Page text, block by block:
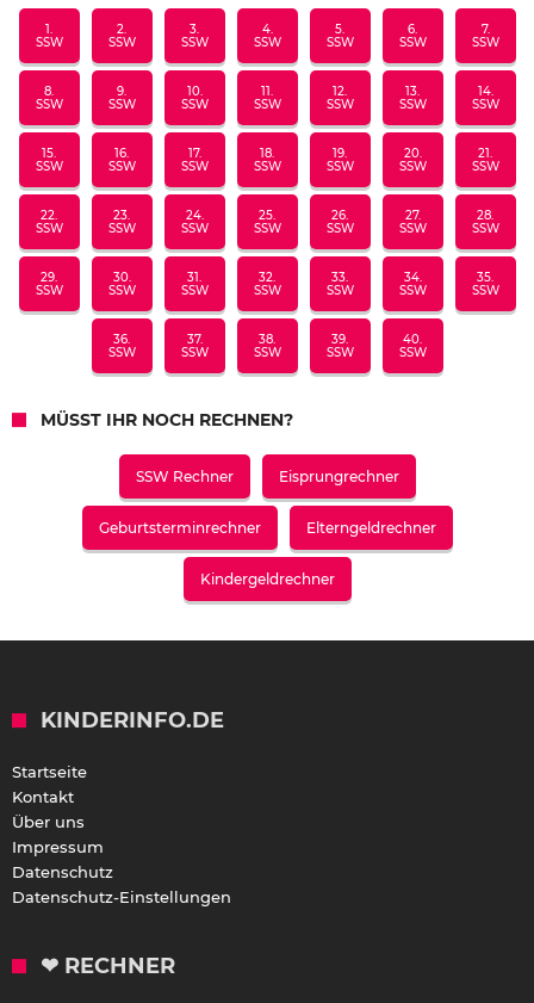
1.
SSW
2.
SSW
3.
SSW
4.
SSW
5.
SSW
6.
SSW
7.
SSW
8.
SSW
9.
SSW
10.
SSW
11.
SSW
12.
SSW
13.
SSW
14.
SSW
15.
SSW
16.
SSW
17.
SSW
18.
SSW
19.
SSW
20.
SSW
21.
SSW
22.
SSW
23.
SSW
24.
SSW
25.
SSW
26.
SSW
27.
SSW
28.
SSW
29.
SSW
30.
SSW
31.
SSW
32.
SSW
33.
SSW
34.
SSW
35.
SSW
36.
SSW
37.
SSW
38.
SSW
39.
SSW
40.
SSW
MÜSST IHR NOCH RECHNEN?
SSW Rechner Eisprungrechner
Geburtsterminrechner Elterngeldrechner
Kindergeldrechner
KINDERINFO.DE
Startseite
Kontakt
Über uns
Impressum
Datenschutz
Datenschutz-Einstellungen
❤ RECHNER